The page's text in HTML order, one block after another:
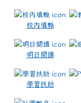
校內填報
明日閱讀
學習扶助